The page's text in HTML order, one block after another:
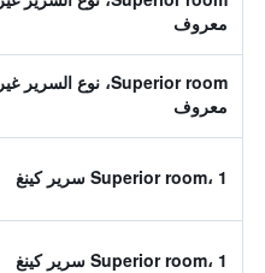
معروف
Superior room، نوع السرير غير
معروف
Superior room، 1 سرير كينغ
Superior room، 1 سرير كينغ